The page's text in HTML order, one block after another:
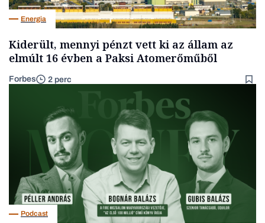
Energia
Kiderült, mennyi pénzt vett ki az állam az
elmúlt 16 évben a Paksi Atomerőműből
Forbes 2 perc
Podcast